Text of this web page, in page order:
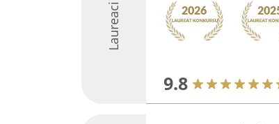
Laureaci
9.8